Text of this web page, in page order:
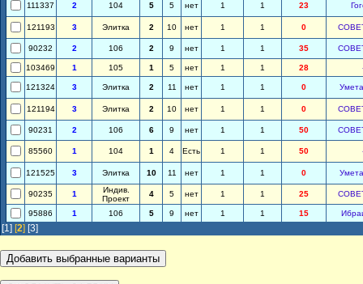
111337 2 104 5 5 нет 1 1 23
121193 3 Элитка 2 10 нет 1 1 0
90232 2 106 2 9 нет 1 1 35
103469 1 105 1 5 нет 1 1 28
121324 3 Элитка 2 11 нет 1 1 0
121194 3 Элитка 2 10 нет 1 1 0
90231 2 106 6 9 нет 1 1 50
85560 1 104 1 4 Есть 1 1 50
121525 3 Элитка 10 11 нет 1 1 0
90235 1
Индив.
Проект
4 5 нет 1 1 25
95886 1 106 5 9 нет 1 1 15
[1] [2] [3]